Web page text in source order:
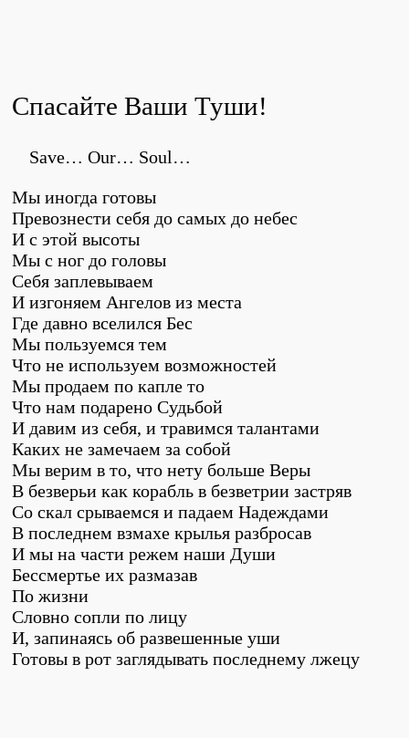
Спасайте Ваши Туши!
Save… Our… Soul…
Мы иногда готовы
Превознести себя до самых до небес
И с этой высоты
Мы с ног до головы
Себя заплевываем
И изгоняем Ангелов из места
Где давно вселился Бес
Мы пользуемся тем
Что не используем возможностей
Мы продаем по капле то
Что нам подарено Судьбой
И давим из себя, и травимся талантами
Каких не замечаем за собой
Мы верим в то, что нету больше Веры
В безверьи как корабль в безветрии застряв
Со скал срываемся и падаем Надеждами
В последнем взмахе крылья разбросав
И мы на части режем наши Души
Бессмертье их размазав
По жизни
Словно сопли по лицу
И, запинаясь об развешенные уши
Готовы в рот заглядывать последнему лжецу